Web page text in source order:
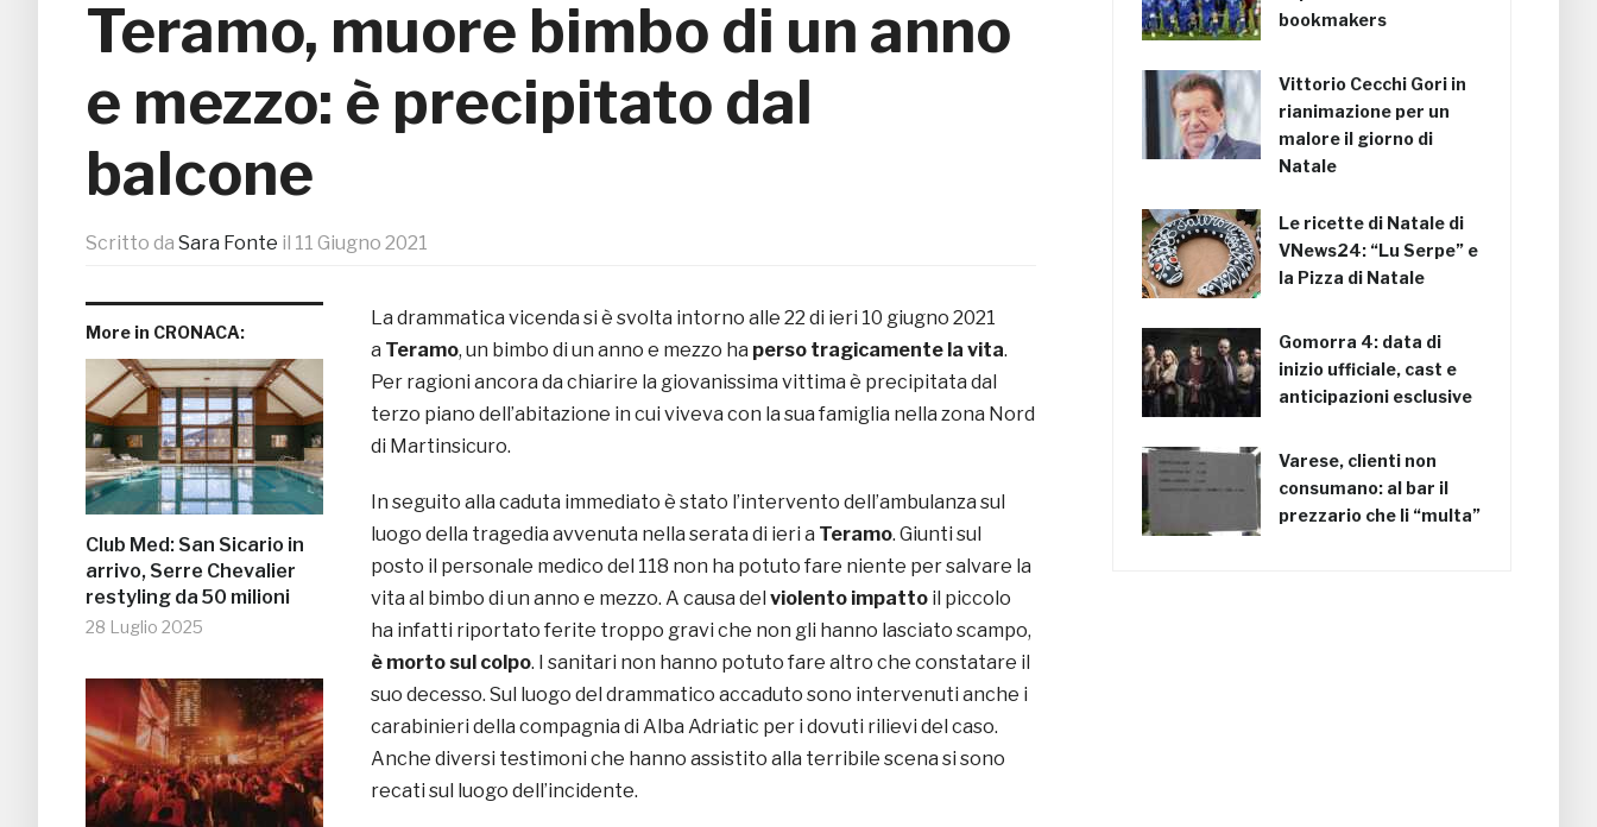
Teramo, muore bimbo di un anno
e mezzo: è precipitato dal
balcone
Scritto da Sara Fonte il 11 Giugno 2021
More in CRONACA:
Club Med: San Sicario in
arrivo, Serre Chevalier
restyling da 50 milioni
28 Luglio 2025
La drammatica vicenda si è svolta intorno alle 22 di ieri 10 giugno 2021
a Teramo, un bimbo di un anno e mezzo ha perso tragicamente la vita.
Per ragioni ancora da chiarire la giovanissima vittima è precipitata dal
terzo piano dell’abitazione in cui viveva con la sua famiglia nella zona Nord
di Martinsicuro.
In seguito alla caduta immediato è stato l’intervento dell’ambulanza sul
luogo della tragedia avvenuta nella serata di ieri a Teramo. Giunti sul
posto il personale medico del 118 non ha potuto fare niente per salvare la
vita al bimbo di un anno e mezzo. A causa del violento impatto il piccolo
ha infatti riportato ferite troppo gravi che non gli hanno lasciato scampo,
è morto sul colpo. I sanitari non hanno potuto fare altro che constatare il
suo decesso. Sul luogo del drammatico accaduto sono intervenuti anche i
carabinieri della compagnia di Alba Adriatic per i dovuti rilievi del caso.
Anche diversi testimoni che hanno assistito alla terribile scena si sono
recati sul luogo dell’incidente.
bookmakers
Vittorio Cecchi Gori in
rianimazione per un
malore il giorno di
Natale
Le ricette di Natale di
VNews24: “Lu Serpe” e
la Pizza di Natale
Gomorra 4: data di
inizio ufficiale, cast e
anticipazioni esclusive
Varese, clienti non
consumano: al bar il
prezzario che li “multa”